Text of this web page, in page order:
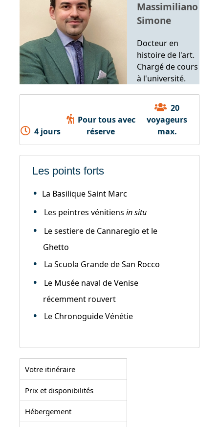
Massimiliano
Simone
Docteur en
histoire de l'art.
Chargé de cours
à l'université.
4 jours
Pour tous avec
réserve
20
voyageurs
max.
Les points forts
La Basilique Saint Marc
Les peintres vénitiens in situ
Le sestiere de Cannaregio et le
Ghetto
La Scuola Grande de San Rocco
Le Musée naval de Venise
récemment rouvert
Le Chronoguide Vénétie
Votre itinéraire
Prix et disponibilités
Hébergement